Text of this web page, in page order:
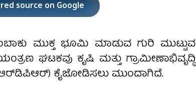
source on Google
ಮುಕ್ತ ಭೂಮಿ ಮಾಡುವ ಗುರಿ ಮುಟ್ಟುವ
ಘಟಕವು ಕೃಷಿ ಮತ್ತು ಗ್ರಾಮೀಣಾಭಿವೃದ್ಧಿ
ಕೈಜೋಡಿಸಲು ಮುಂದಾಗಿದೆ.